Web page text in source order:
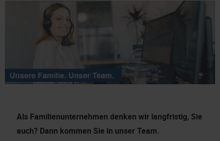
Als Familienunternehmen denken wir langfristig, Sie
auch? Dann kommen Sie in unser Team.